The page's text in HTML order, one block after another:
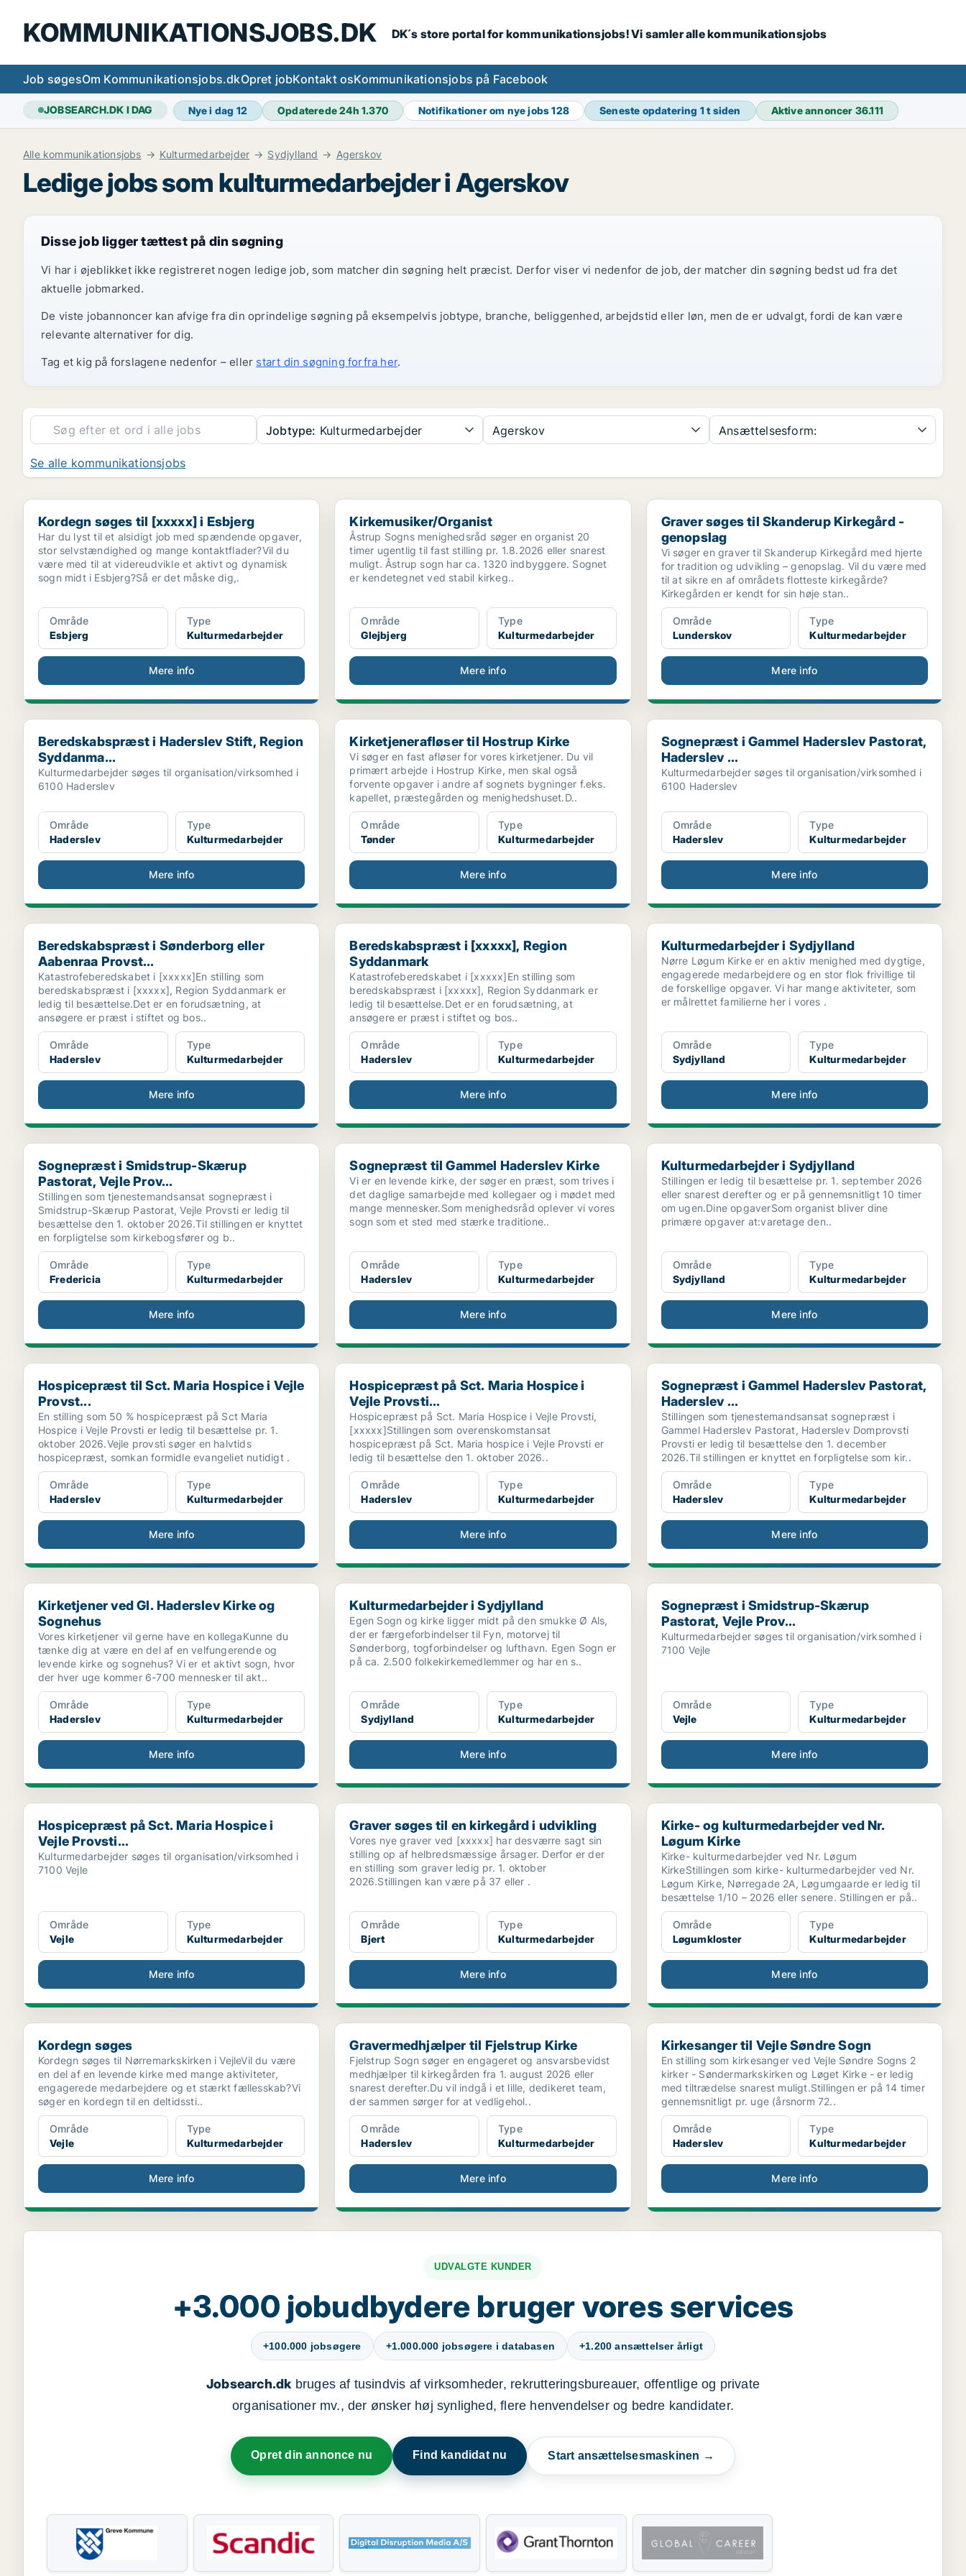
KOMMUNIKATIONSJOBS.DK DK´s store portal for kommunikationsjobs! Vi samler alle kommunikationsjobs
Job søgesOm Kommunikationsjobs.dkOpret jobKontakt osKommunikationsjobs på Facebook
JOBSEARCH.DK I DAG Nye i dag 12 Opdaterede 24h1.370 Notifikationer om nye jobs128 Seneste opdatering 1 t siden Aktive annoncer 36.111
Alle kommunikationsjobs Kulturmedarbejder Sydjylland Agerskov
Ledige jobs som kulturmedarbejder i Agerskov
Disse job ligger tættest på din søgning
Vi har i øjeblikket ikke registreret nogen ledige job, som matcher din søgning helt præcist. Derfor viser vi nedenfor de job, der matcher din søgning bedst ud fra det
aktuelle jobmarked.
De viste jobannoncer kan afvige fra din oprindelige søgning på eksempelvis jobtype, branche, beliggenhed, arbejdstid eller løn, men de er udvalgt, fordi de kan være
relevante alternativer for dig.
Tag et kig på forslagene nedenfor – eller start din søgning forfra her.
Jobtype: Kulturmedarbejder Agerskov Ansættelsesform:
Se alle kommunikationsjobs
Kordegn søges til [xxxxx] i Esbjerg
Kordegn søges til [xxxxx] i Esbjerg
Har du lyst til et alsidigt job med spændende opgaver,
stor selvstændighed og mange kontaktflader?Vil du
være med til at videreudvikle et aktivt og dynamisk
sogn midt i Esbjerg?Så er det måske dig,.
Område
Esbjerg
Type
Kulturmedarbejder
Mere info
Kirkemusiker/Organist
Kirkemusiker/Organist
Åstrup Sogns menighedsråd søger en organist 20
timer ugentlig til fast stilling pr. 1.8.2026 eller snarest
muligt. Åstrup sogn har ca. 1320 indbyggere. Sognet
er kendetegnet ved stabil kirkeg..
Område
Glejbjerg
Type
Kulturmedarbejder
Mere info
Graver søges til Skanderup Kirkegård - genopslag
Graver søges til Skanderup Kirkegård -
genopslag
Vi søger en graver til Skanderup Kirkegård med hjerte
for tradition og udvikling – genopslag. Vil du være med
til at sikre en af områdets flotteste kirkegårde?
Kirkegården er kendt for sin høje stan..
Område
Lunderskov
Type
Kulturmedarbejder
Mere info
Beredskabspræst i Haderslev Stift, Region Syddanma...
Beredskabspræst i Haderslev Stift, Region
Syddanma...
Kulturmedarbejder søges til organisation/virksomhed i
6100 Haderslev
Område
Haderslev
Type
Kulturmedarbejder
Mere info
Kirketjenerafløser til Hostrup Kirke
Kirketjenerafløser til Hostrup Kirke
Vi søger en fast afløser for vores kirketjener. Du vil
primært arbejde i Hostrup Kirke, men skal også
forvente opgaver i andre af sognets bygninger f.eks.
kapellet, præstegården og menighedshuset.D..
Område
Tønder
Type
Kulturmedarbejder
Mere info
Sognepræst i Gammel Haderslev Pastorat, Haderslev ...
Sognepræst i Gammel Haderslev Pastorat,
Haderslev ...
Kulturmedarbejder søges til organisation/virksomhed i
6100 Haderslev
Område
Haderslev
Type
Kulturmedarbejder
Mere info
Beredskabspræst i Sønderborg eller Aabenraa Provst...
Beredskabspræst i Sønderborg eller
Aabenraa Provst...
Katastrofeberedskabet i [xxxxx]En stilling som
beredskabspræst i [xxxxx], Region Syddanmark er
ledig til besættelse.Det er en forudsætning, at
ansøgere er præst i stiftet og bos..
Område
Haderslev
Type
Kulturmedarbejder
Mere info
Beredskabspræst i [xxxxx], Region Syddanmark
Beredskabspræst i [xxxxx], Region
Syddanmark
Katastrofeberedskabet i [xxxxx]En stilling som
beredskabspræst i [xxxxx], Region Syddanmark er
ledig til besættelse.Det er en forudsætning, at
ansøgere er præst i stiftet og bos..
Område
Haderslev
Type
Kulturmedarbejder
Mere info
Kulturmedarbejder i Sydjylland
Kulturmedarbejder i Sydjylland
Nørre Løgum Kirke er en aktiv menighed med dygtige,
engagerede medarbejdere og en stor flok frivillige til
de forskellige opgaver. Vi har mange aktiviteter, som
er målrettet familierne her i vores .
Område
Sydjylland
Type
Kulturmedarbejder
Mere info
Sognepræst i Smidstrup-Skærup Pastorat, Vejle Prov...
Sognepræst i Smidstrup-Skærup
Pastorat, Vejle Prov...
Stillingen som tjenestemandsansat sognepræst i
Smidstrup-Skærup Pastorat, Vejle Provsti er ledig til
besættelse den 1. oktober 2026.Til stillingen er knyttet
en forpligtelse som kirkebogsfører og b..
Område
Fredericia
Type
Kulturmedarbejder
Mere info
Sognepræst til Gammel Haderslev Kirke
Sognepræst til Gammel Haderslev Kirke
Vi er en levende kirke, der søger en præst, som trives i
det daglige samarbejde med kollegaer og i mødet med
mange mennesker.Som menighedsråd oplever vi vores
sogn som et sted med stærke traditione..
Område
Haderslev
Type
Kulturmedarbejder
Mere info
Kulturmedarbejder i Sydjylland
Kulturmedarbejder i Sydjylland
Stillingen er ledig til besættelse pr. 1. september 2026
eller snarest derefter og er på gennemsnitligt 10 timer
om ugen.Dine opgaverSom organist bliver dine
primære opgaver at:varetage den..
Område
Sydjylland
Type
Kulturmedarbejder
Mere info
Hospicepræst til Sct. Maria Hospice i Vejle Provst...
Hospicepræst til Sct. Maria Hospice i Vejle
Provst...
En stilling som 50 % hospicepræst på Sct Maria
Hospice i Vejle Provsti er ledig til besættelse pr. 1.
oktober 2026.Vejle provsti søger en halvtids
hospicepræst, somkan formidle evangeliet nutidigt .
Område
Haderslev
Type
Kulturmedarbejder
Mere info
Hospicepræst på Sct. Maria Hospice i Vejle Provsti...
Hospicepræst på Sct. Maria Hospice i
Vejle Provsti...
Hospicepræst på Sct. Maria Hospice i Vejle Provsti,
[xxxxx]Stillingen som overenskomstansat
hospicepræst på Sct. Maria hospice i Vejle Provsti er
ledig til besættelse den 1. oktober 2026..
Område
Haderslev
Type
Kulturmedarbejder
Mere info
Sognepræst i Gammel Haderslev Pastorat, Haderslev ...
Sognepræst i Gammel Haderslev Pastorat,
Haderslev ...
Stillingen som tjenestemandsansat sognepræst i
Gammel Haderslev Pastorat, Haderslev Domprovsti
Provsti er ledig til besættelse den 1. december
2026.Til stillingen er knyttet en forpligtelse som kir..
Område
Haderslev
Type
Kulturmedarbejder
Mere info
Kirketjener ved Gl. Haderslev Kirke og Sognehus
Kirketjener ved Gl. Haderslev Kirke og
Sognehus
Vores kirketjener vil gerne have en kollegaKunne du
tænke dig at være en del af en velfungerende og
levende kirke og sognehus? Vi er et aktivt sogn, hvor
der hver uge kommer 6-700 mennesker til akt..
Område
Haderslev
Type
Kulturmedarbejder
Mere info
Kulturmedarbejder i Sydjylland
Kulturmedarbejder i Sydjylland
Egen Sogn og kirke ligger midt på den smukke Ø Als,
der er færgeforbindelser til Fyn, motorvej til
Sønderborg, togforbindelser og lufthavn. Egen Sogn er
på ca. 2.500 folkekirkemedlemmer og har en s..
Område
Sydjylland
Type
Kulturmedarbejder
Mere info
Sognepræst i Smidstrup-Skærup Pastorat, Vejle Prov...
Sognepræst i Smidstrup-Skærup
Pastorat, Vejle Prov...
Kulturmedarbejder søges til organisation/virksomhed i
7100 Vejle
Område
Vejle
Type
Kulturmedarbejder
Mere info
Hospicepræst på Sct. Maria Hospice i Vejle Provsti...
Hospicepræst på Sct. Maria Hospice i
Vejle Provsti...
Kulturmedarbejder søges til organisation/virksomhed i
7100 Vejle
Område
Vejle
Type
Kulturmedarbejder
Mere info
Graver søges til en kirkegård i udvikling
Graver søges til en kirkegård i udvikling
Vores nye graver ved [xxxxx] har desværre sagt sin
stilling op af helbredsmæssige årsager. Derfor er der
en stilling som graver ledig pr. 1. oktober
2026.Stillingen kan være på 37 eller .
Område
Bjert
Type
Kulturmedarbejder
Mere info
Kirke- og kulturmedarbejder ved Nr. Løgum Kirke
Kirke- og kulturmedarbejder ved Nr.
Løgum Kirke
Kirke- kulturmedarbejder ved Nr. Løgum
KirkeStillingen som kirke- kulturmedarbejder ved Nr.
Løgum Kirke, Nørregade 2A, Løgumgaarde er ledig til
besættelse 1/10 – 2026 eller senere. Stillingen er på..
Område
Løgumkloster
Type
Kulturmedarbejder
Mere info
Kordegn søges
Kordegn søges
Kordegn søges til Nørremarkskirken i VejleVil du være
en del af en levende kirke med mange aktiviteter,
engagerede medarbejdere og et stærkt fællesskab?Vi
søger en kordegn til en deltidssti..
Område
Vejle
Type
Kulturmedarbejder
Mere info
Gravermedhjælper til Fjelstrup Kirke
Gravermedhjælper til Fjelstrup Kirke
Fjelstrup Sogn søger en engageret og ansvarsbevidst
medhjælper til kirkegården fra 1. august 2026 eller
snarest derefter.Du vil indgå i et lille, dedikeret team,
der sammen sørger for at vedligehol..
Område
Haderslev
Type
Kulturmedarbejder
Mere info
Kirkesanger til Vejle Søndre Sogn
Kirkesanger til Vejle Søndre Sogn
En stilling som kirkesanger ved Vejle Søndre Sogns 2
kirker - Søndermarkskirken og Løget Kirke - er ledig
med tiltrædelse snarest muligt.Stillingen er på 14 timer
gennemsnitligt pr. uge (årsnorm 72..
Område
Haderslev
Type
Kulturmedarbejder
Mere info
UDVALGTE KUNDER
+3.000 jobudbydere bruger vores services
+100.000 jobsøgere +1.000.000 jobsøgere i databasen +1.200 ansættelser årligt
Jobsearch.dkbruges af tusindvis af virksomheder, rekrutteringsbureauer, offentlige og private
organisationer mv., der ønsker høj synlighed, flere henvendelser og bedre kandidater.
Opret din annonce nu Find kandidat nu Start ansættelsesmaskinen →